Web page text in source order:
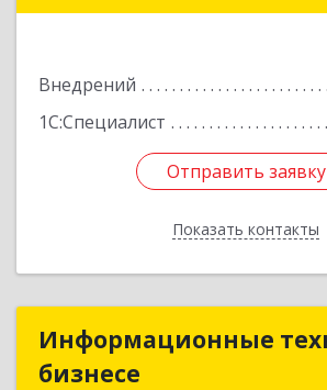
Внедрений
1С:Специалист
Отправить заявку
Показать контакты
Отправить заявку
Назад
Информационные
бизнесе
Информационные